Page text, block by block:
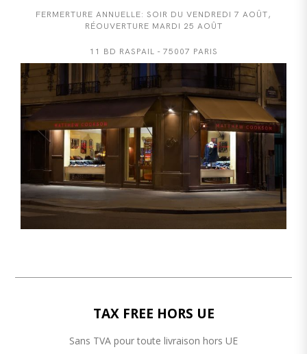
FERMERTURE ANNUELLE: SOIR DU VENDREDI 7 AOÛT,
RÉOUVERTURE MARDI 25 AOÛT
11 BD RASPAIL - 75007 PARIS
TAX FREE HORS UE
Sans TVA pour toute livraison hors UE